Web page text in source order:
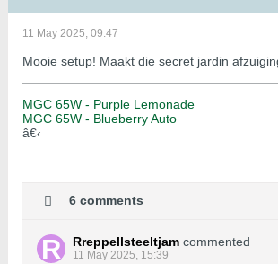
11 May 2025, 09:47
Mooie setup! Maakt die secret jardin
MGC 65W - Purple Lemonade
MGC 65W - Blueberry Auto
â€‹
6 comments
Rreppellsteeltjam commented
11 May 2025, 15:39